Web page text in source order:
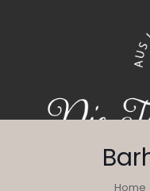
Home